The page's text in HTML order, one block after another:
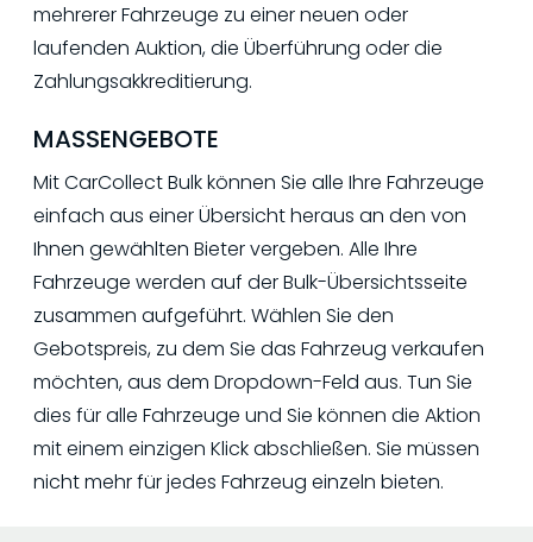
mehrerer Fahrzeuge zu einer neuen oder
laufenden Auktion, die Überführung oder die
Zahlungsakkreditierung.
MASSENGEBOTE
Mit CarCollect Bulk können Sie alle Ihre Fahrzeuge
einfach aus einer Übersicht heraus an den von
Ihnen gewählten Bieter vergeben. Alle Ihre
Fahrzeuge werden auf der Bulk-Übersichtsseite
zusammen aufgeführt. Wählen Sie den
Gebotspreis, zu dem Sie das Fahrzeug verkaufen
möchten, aus dem Dropdown-Feld aus. Tun Sie
dies für alle Fahrzeuge und Sie können die Aktion
mit einem einzigen Klick abschließen. Sie müssen
nicht mehr für jedes Fahrzeug einzeln bieten.